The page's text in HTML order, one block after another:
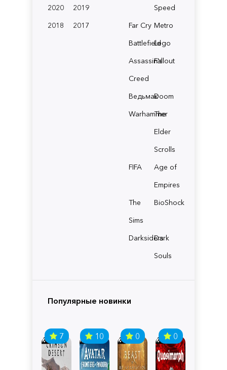
2020
2019
2018
2017
Speed
Far Cry Metro
BattlefieldLego
Assassin's
Creed
Fallout
ВедьмакDoom
Warhammer
The
Elder
Scrolls
FIFA
Age of
Empires
The
Sims
BioShock
Darksiders
Dark
Souls
Популярные новинки
7 10 0 0